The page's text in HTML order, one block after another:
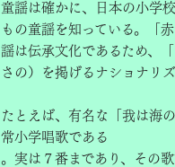
童謡は確かに、日本の小学
もの童謡を知っている。「
謡は伝承文化であるため、
さの）を掲げるナショナリ
たとえば、有名な「我は
常小学唱歌である
。実は７番まであり、その